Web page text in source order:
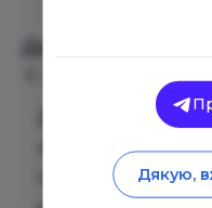
Дитячий
Двотижневий
свого дитячого
тем для
Дякую,